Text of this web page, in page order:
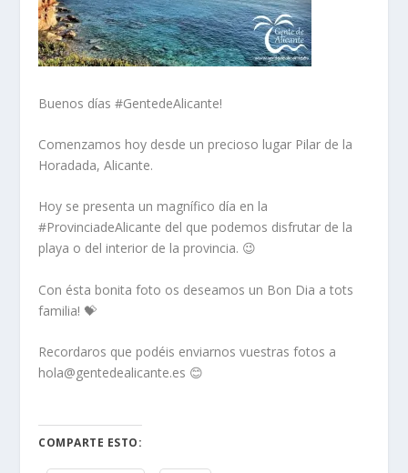
Buenos días #GentedeAlicante!
Comenzamos hoy desde un precioso lugar Pilar de la
Horadada, Alicante.
Hoy se presenta un magnífico día en la
#ProvinciadeAlicante del que podemos disfrutar de la
playa o del interior de la provincia. 😉
Con ésta bonita foto os deseamos un Bon Dia a tots
familia! 💝
Recordaros que podéis enviarnos vuestras fotos a
hola@gentedealicante.es 😊
COMPARTE ESTO: